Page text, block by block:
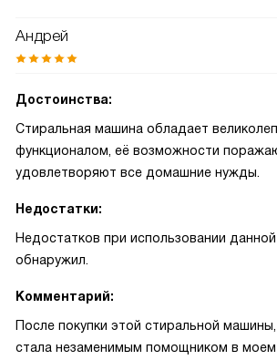
Андрей
Достоинства:
Стиральная машина обладает
функционалом, её возможности
удовлетворяют все домашние нужды.
Недостатки:
Недостатков при использовании
обнаружил.
Комментарий:
После покупки этой стиральной
стала незаменимым помощником в